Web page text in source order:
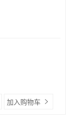
加入购物车